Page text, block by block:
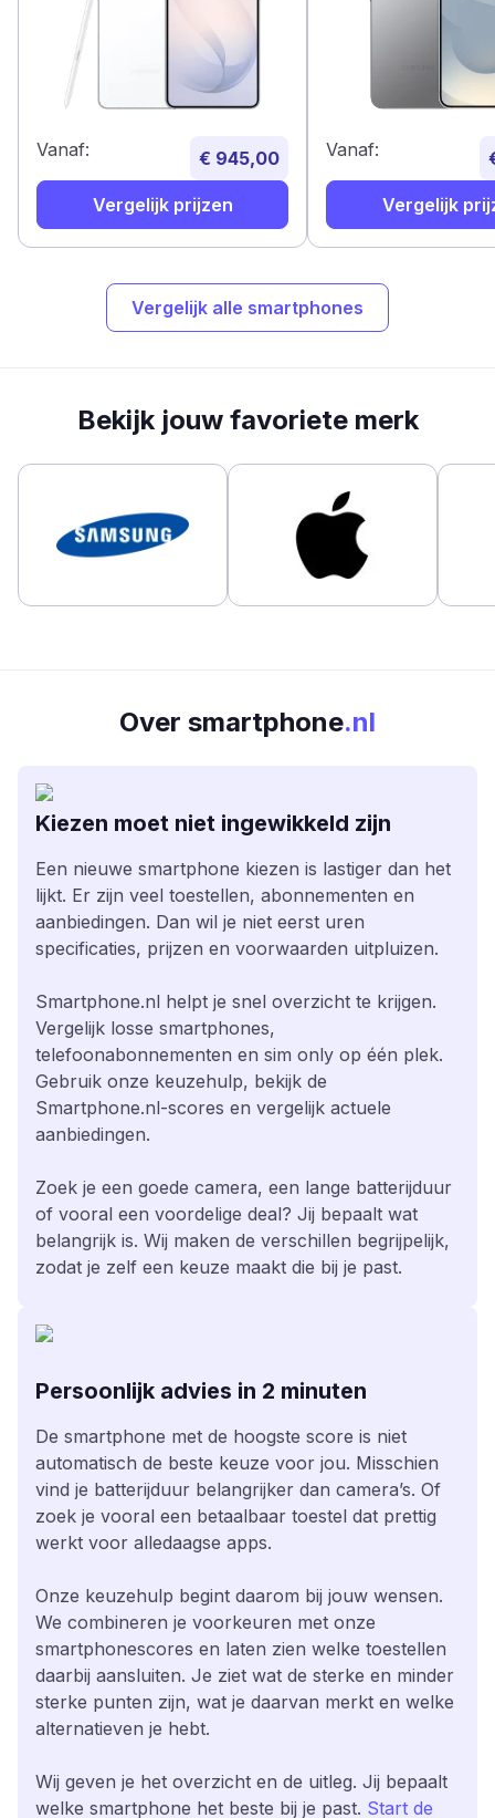
Vanaf: € 945,00
Vergelijk prijzen
Vanaf:
Vergelijk
Vergelijk alle smartphones
Bekijk jouw favoriete merk
Over smartphone.nl
Kiezen moet niet ingewikkeld zijn
Een nieuwe smartphone kiezen is lastiger dan het
lijkt. Er zijn veel toestellen, abonnementen en
aanbiedingen. Dan wil je niet eerst uren
specificaties, prijzen en voorwaarden uitpluizen.
Smartphone.nl helpt je snel overzicht te krijgen.
Vergelijk losse smartphones,
telefoonabonnementen en sim only op één plek.
Gebruik onze keuzehulp, bekijk de
Smartphone.nl-scores en vergelijk actuele
aanbiedingen.
Zoek je een goede camera, een lange batterijduur
of vooral een voordelige deal? Jij bepaalt wat
belangrijk is. Wij maken de verschillen begrijpelijk,
zodat je zelf een keuze maakt die bij je past.
Persoonlijk advies in 2 minuten
De smartphone met de hoogste score is niet
automatisch de beste keuze voor jou. Misschien
vind je batterijduur belangrijker dan camera’s. Of
zoek je vooral een betaalbaar toestel dat prettig
werkt voor alledaagse apps.
Onze keuzehulp begint daarom bij jouw wensen.
We combineren je voorkeuren met onze
smartphonescores en laten zien welke toestellen
daarbij aansluiten. Je ziet wat de sterke en minder
sterke punten zijn, wat je daarvan merkt en welke
alternatieven je hebt.
Wij geven je het overzicht en de uitleg. Jij bepaalt
welke smartphone het beste bij je past. Start de